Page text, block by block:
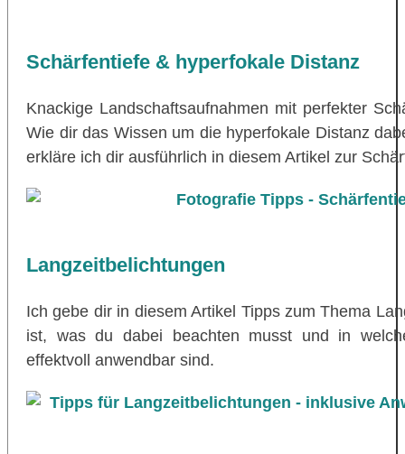
Schärfentiefe & hyperfokale Distanz
Knackige Landschaftsaufnahmen mit perfekter
Wie dir das Wissen um die hyperfokale Distanz
erkläre ich dir ausführlich in diesem Artikel zur
Langzeitbelichtungen
Ich gebe dir in diesem Artikel Tipps zum Thema
ist, was du dabei beachten musst und in
effektvoll anwendbar sind.